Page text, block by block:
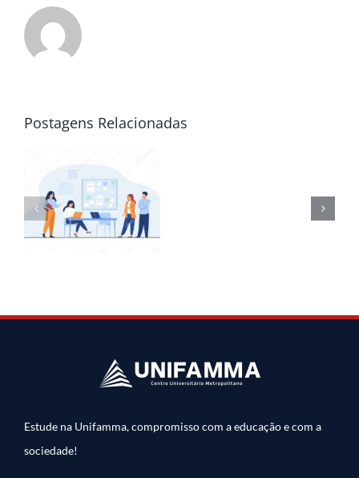
Postagens Relacionadas
Estude na Unifamma, compromisso com a educação e com a
sociedade!